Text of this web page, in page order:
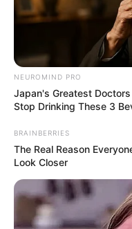
Simo
02/10/2023
Ausbruch der
Menschen fallen der
tödlicher Virus
hohe
besteht die Gefahr
andere Länder? Der
NEUROMIND PRO
Japan's Greatest
Stop Drinking These 3
BRAINBERRIES
The Real Reason
Look Closer